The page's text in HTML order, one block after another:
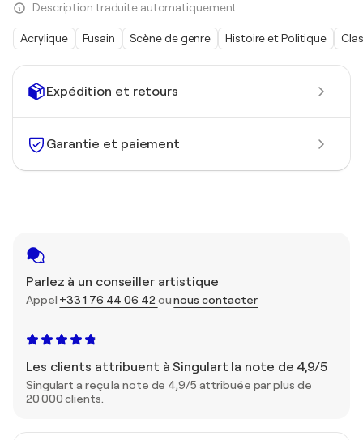
Expédition et retours
Garantie et paiement
Parlez à un conseiller artistique
Appel +33 1 76 44 06 42ounous contacter
Les clients attribuent à Singulart la note de 4,9/5
Singulart a reçu la note de 4,9/5 attribuée par plus de
20 000 clients.
Description traduite automatiquement.
Acrylique Fusain Scène de genre Histoire et Politique